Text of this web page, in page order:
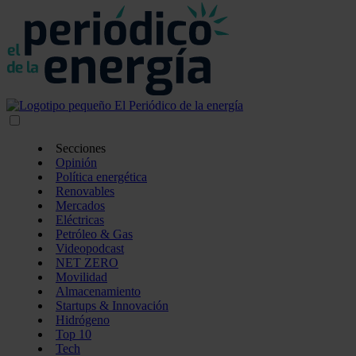
Secciones
Opinión
Política energética
Renovables
Mercados
Eléctricas
Petróleo & Gas
Videopodcast
NET ZERO
Movilidad
Almacenamiento
Startups & Innovación
Hidrógeno
Top 10
Tech